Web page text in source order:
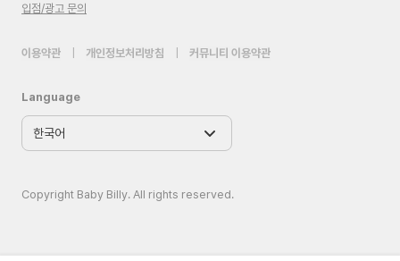
입점/광고 문의
이용약관 개인정보처리방침 커뮤니티 이용약관
Language
Copyright Baby Billy. All rights reserved.